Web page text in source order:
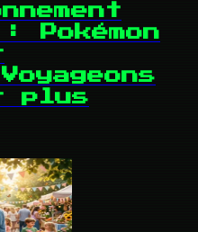
: Pokémon
plus